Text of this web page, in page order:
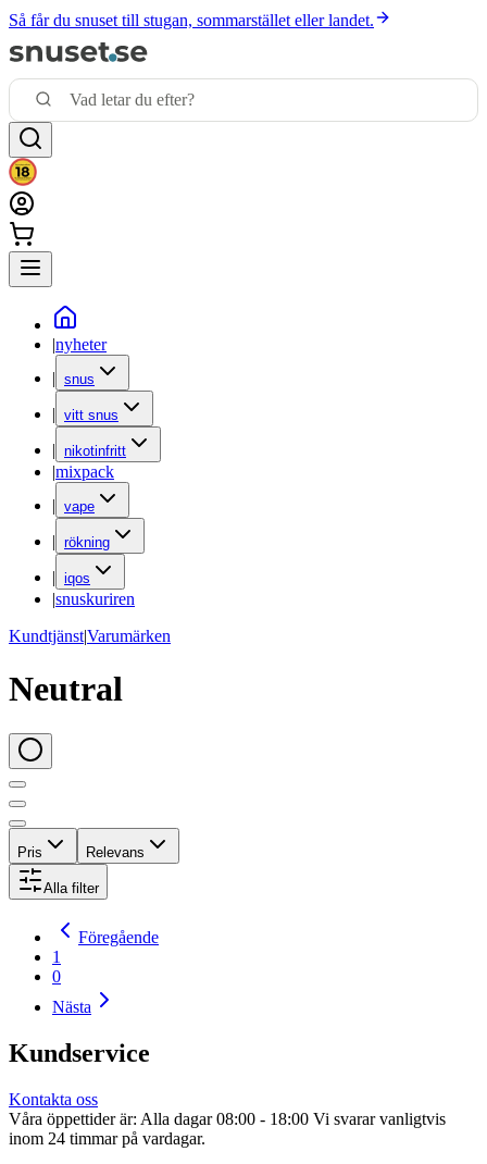
Så får du snuset till stugan, sommarstället eller landet.
|nyheter
| snus
| vitt snus
| nikotinfritt
|mixpack
| vape
| rökning
| iqos
|snuskuriren
Kundtjänst|Varumärken
Neutral
Pris Relevans
Alla filter
Föregående
1
0
Nästa
Kundservice
Kontakta oss
Våra öppettider är: Alla dagar 08:00 - 18:00 Vi svarar vanligtvis
inom 24 timmar på vardagar.